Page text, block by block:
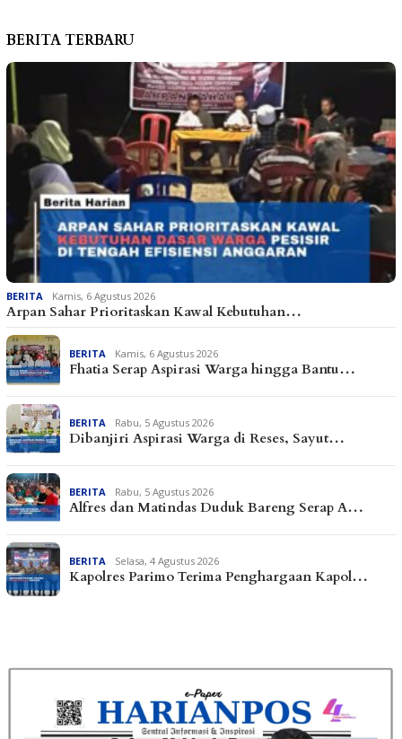
BERITA TERBARU
BERITA Kamis, 6 Agustus 2026
Arpan Sahar Prioritaskan Kawal Kebutuhan…
BERITA Kamis, 6 Agustus 2026
Fhatia Serap Aspirasi Warga hingga Bantu…
BERITA Rabu, 5 Agustus 2026
Dibanjiri Aspirasi Warga di Reses, Sayut…
BERITA Rabu, 5 Agustus 2026
Alfres dan Matindas Duduk Bareng Serap A…
BERITA Selasa, 4 Agustus 2026
Kapolres Parimo Terima Penghargaan Kapol…